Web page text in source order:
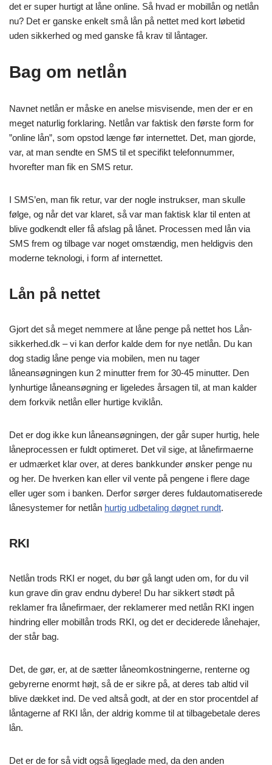
det er super hurtigt at låne online. Så hvad er mobillån og netlån
nu? Det er ganske enkelt små lån på nettet med kort løbetid
uden sikkerhed og med ganske få krav til låntager.
Bag om netlån
Navnet netlån er måske en anelse misvisende, men der er en
meget naturlig forklaring. Netlån var faktisk den første form for
”online lån”, som opstod længe før internettet. Det, man gjorde,
var, at man sendte en SMS til et specifikt telefonnummer,
hvorefter man fik en SMS retur.
I SMS’en, man fik retur, var der nogle instrukser, man skulle
følge, og når det var klaret, så var man faktisk klar til enten at
blive godkendt eller få afslag på lånet. Processen med lån via
SMS frem og tilbage var noget omstændig, men heldigvis den
moderne teknologi, i form af internettet.
Lån på nettet
Gjort det så meget nemmere at låne penge på nettet hos Lån-
sikkerhed.dk – vi kan derfor kalde dem for nye netlån. Du kan
dog stadig låne penge via mobilen, men nu tager
låneansøgningen kun 2 minutter frem for 30-45 minutter. Den
lynhurtige låneansøgning er ligeledes årsagen til, at man kalder
dem forkvik netlån eller hurtige kviklån.
Det er dog ikke kun låneansøgningen, der går super hurtig, hele
låneprocessen er fuldt optimeret. Det vil sige, at lånefirmaerne
er udmærket klar over, at deres bankkunder ønsker penge nu
og her. De hverken kan eller vil vente på pengene i flere dage
eller uger som i banken. Derfor sørger deres fuldautomatiserede
lånesystemer for netlån hurtig udbetaling døgnet rundt.
RKI
Netlån trods RKI er noget, du bør gå langt uden om, for du vil
kun grave din grav endnu dybere! Du har sikkert stødt på
reklamer fra lånefirmaer, der reklamerer med netlån RKI ingen
hindring eller mobillån trods RKI, og det er deciderede lånehajer,
der står bag.
Det, de gør, er, at de sætter låneomkostningerne, renterne og
gebyrerne enormt højt, så de er sikre på, at deres tab altid vil
blive dækket ind. De ved altså godt, at der en stor procentdel af
låntagerne af RKI lån, der aldrig komme til at tilbagebetale deres
lån.
Det er de for så vidt også ligeglade med, da den anden